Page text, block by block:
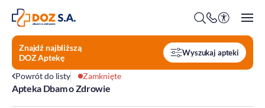
O firmie
Znajdź najbliższą
DOZ Aptekę
Wyszukaj apteki
Powrót do listy Zamknięte
Apteka Dbam o Zdrowie